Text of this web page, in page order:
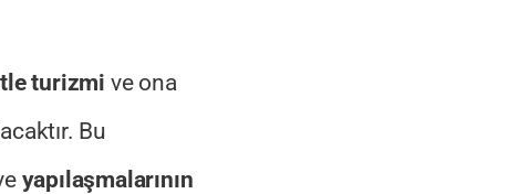
turizmi ve ona
Bu
yapılaşmalarının